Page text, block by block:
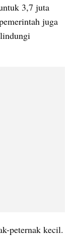
3,7 juta
juga
peternak kecil.